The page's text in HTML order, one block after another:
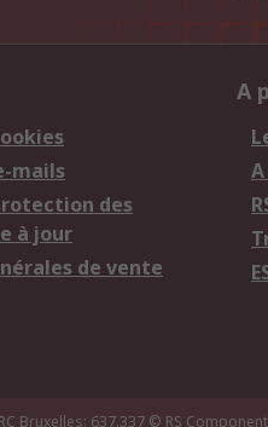
mails
des
à jour
de vente
A
Bruxelles: 637.337 © RS